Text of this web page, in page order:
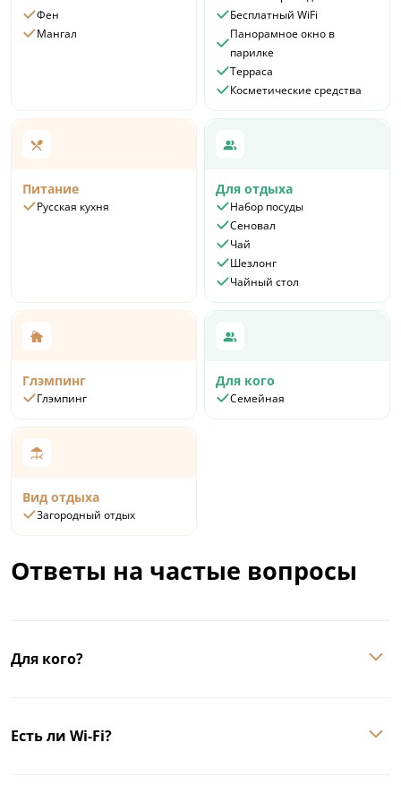
Фен
Мангал
Бесплатный WiFi
Панорамное окно в
парилке
Терраса
Косметические средства
Питание
Русская кухня
Для отдыха
Набор посуды
Сеновал
Чай
Шезлонг
Чайный стол
Глэмпинг
Глэмпинг
Для кого
Семейная
Вид отдыха
Загородный отдых
Ответы на частые вопросы
Для кого?
Есть ли Wi-Fi?